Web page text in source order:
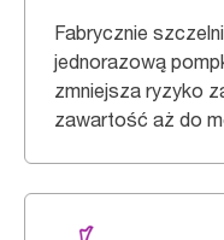
Fabrycznie
jednorazową
zmniejsza ryzyko
zawartość aż do